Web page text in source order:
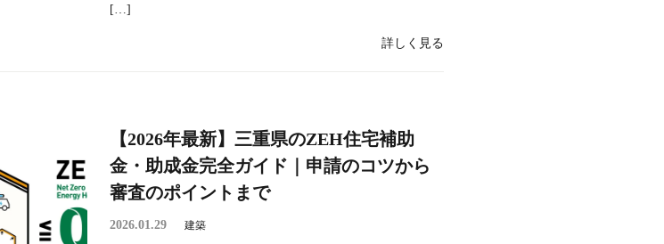
[…]
詳しく見る
【2026年最新】三重県のZEH住宅補助
金・助成金完全ガイド｜申請のコツから
審査のポイントまで
2026.01.29 建築